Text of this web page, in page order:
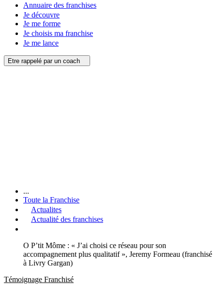
Annuaire des franchises
Je découvre
Je me forme
Je choisis ma franchise
Je me lance
Etre rappelé par un coach
...
Toute la Franchise
Actualites
Actualité des franchises
O P’tit Môme : « J’ai choisi ce réseau pour son
accompagnement plus qualitatif », Jeremy Formeau (franchisé
à Livry Gargan)
Témoignage Franchisé